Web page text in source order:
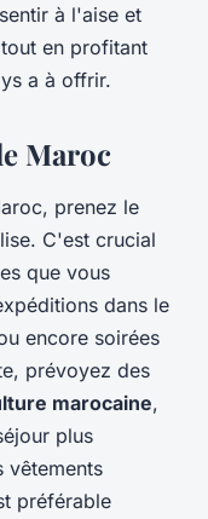
à l'aise et
en profitant
a à offrir.
Maroc
prenez le
C'est crucial
que vous
dans le
encore soirées
prévoyez des
marocaine,
plus
vêtements
préférable